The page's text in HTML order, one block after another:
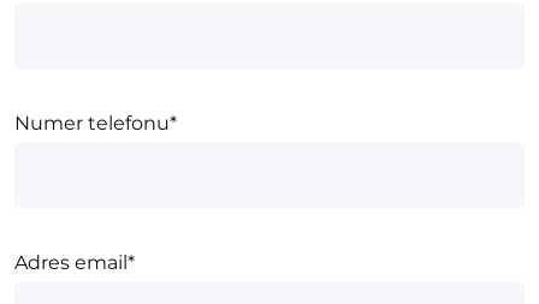
Numer telefonu*Numer telefonu
Adres email*Adres email